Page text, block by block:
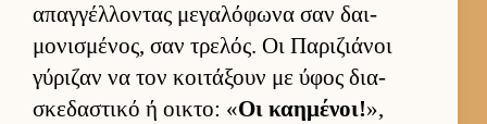
απαγ­γέλ­λοντας μεγαλόφωνα σαν δαι­
μονισμένος, σαν τρελός. Οι Παριζιάνοι
γύριζαν να τον κοι­τάξουν με ύφος δια­
σκεδαστικό ή οι­κτο: «Οι καη­μένοι!»,